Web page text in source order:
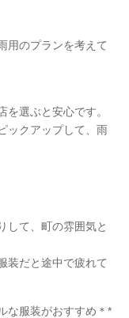
用のプランを考えて
選ぶと安心です。
ックアップして、雨
して、町の雰囲気と
装だと途中で疲れて
な服装がおすすめ＊*